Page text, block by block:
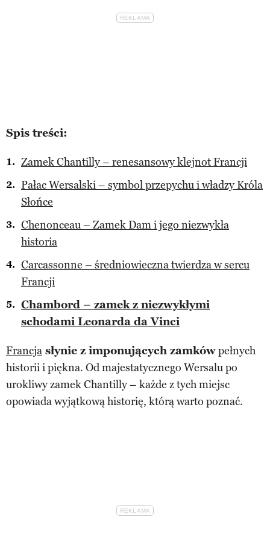
Spis treści:
Zamek Chantilly – renesansowy klejnot Francji
Pałac Wersalski – symbol przepychu i władzy Króla
Słońce
Chenonceau – Zamek Dam i jego niezwykła
historia
Carcassonne – średniowieczna twierdza w sercu
Francji
Chambord – zamek z niezwykłymi
schodami Leonarda da Vinci
Francja słynie z imponujących zamkówpełnych
historii i piękna. Od majestatycznego Wersalu po
urokliwy zamek Chantilly – każde z tych miejsc
opowiada wyjątkową historię, którą warto poznać.